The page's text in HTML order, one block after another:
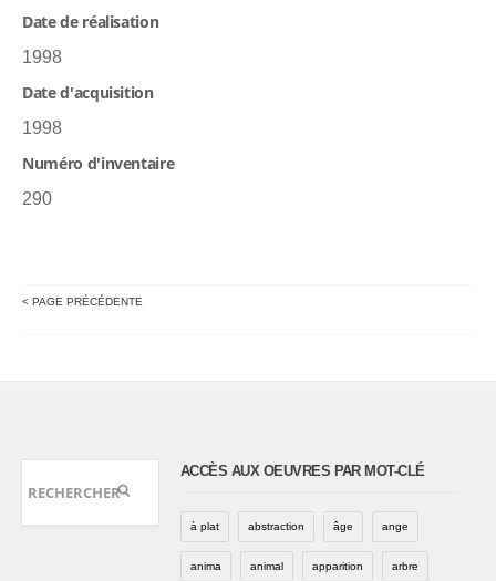
Date de réalisation
1998
Date d'acquisition
1998
Numéro d'inventaire
290
< PAGE PRÉCÉDENTE
ACCÈS AUX OEUVRES PAR MOT-CLÉ
à plat abstraction âge ange
anima animal apparition arbre